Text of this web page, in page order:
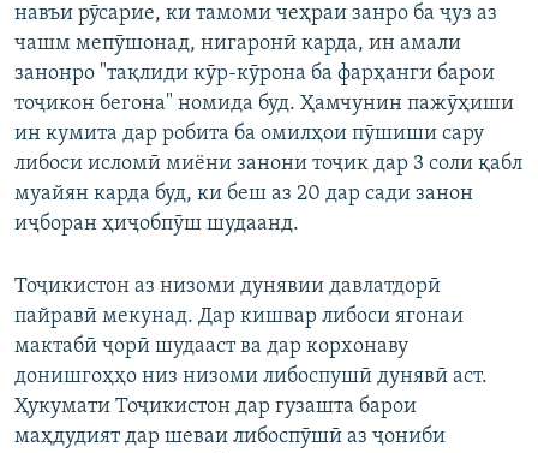
навъи рӯсарие, ки тамоми чеҳраи занро ба ҷуз аз
чашм мепӯшонад, нигаронӣ карда, ин амали
занонро "тақлиди кӯр-кӯрона ба фарҳанги барои
тоҷикон бегона" номида буд. Ҳамчунин пажӯҳиши
ин кумита дар робита ба омилҳои пӯшиши сару
либоси исломӣ миёни занони тоҷик дар 3 соли қабл
муайян карда буд, ки беш аз 20 дар сади занон
иҷборан ҳиҷобпӯш шудаанд.
Тоҷикистон аз низоми дунявии давлатдорӣ
пайравӣ мекунад. Дар кишвар либоси ягонаи
мактабӣ ҷорӣ шудааст ва дар корхонаву
донишгоҳҳо низ низоми либоспушӣ дунявӣ аст.
Ҳукумати Тоҷикистон дар гузашта барои
маҳдудият дар шеваи либоспӯшӣ аз ҷониби